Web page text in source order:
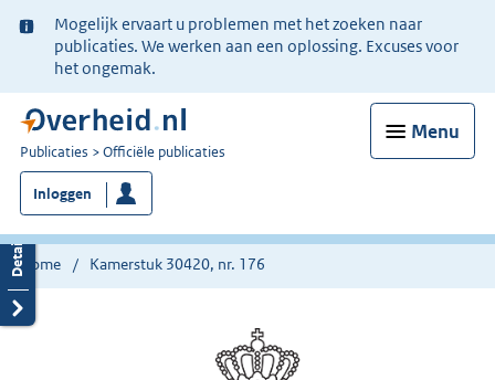
Ter
informatie:
Mogelijk ervaart u problemen met het zoeken naar
publicaties. We werken aan een oplossing. Excuses voor
het ongemak.
Menu
U
bent
nu
hier:
Publicaties Officiële publicaties
Inloggen
Home Kamerstuk 30420, nr. 176